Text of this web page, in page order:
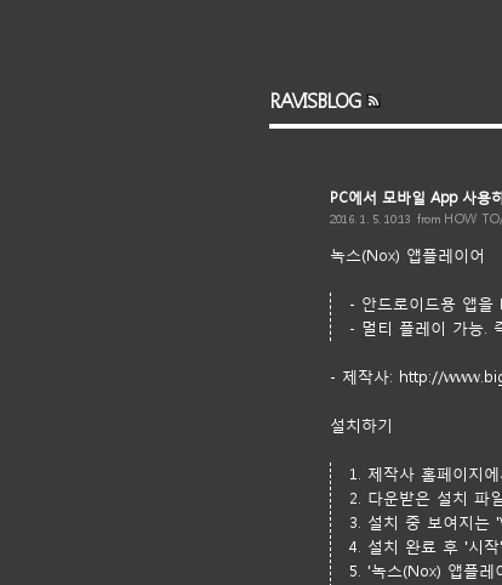
RAVISBLOG
PC에서 모바일 App 사용
2016. 1. 5. 10:13 from HOW
녹스(Nox) 앱플레이어
- 안드로이드용 앱을
- 멀티 플레이 가능.
- 제작사: http://
설치하기
1. 제작사 홈페이지
2. 다운받은 설치 파
3. 설치 중 보여지는
4. 설치 완료 후 '시
5. '녹스(Nox) 앱플